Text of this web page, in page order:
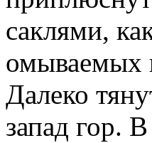
саклями,
омываемых
Далеко
запад гор.